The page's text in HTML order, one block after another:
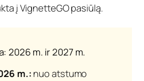
į VignetteGO pasiūlą.
2026 m. ir 2027 m.
m.:nuo atstumo